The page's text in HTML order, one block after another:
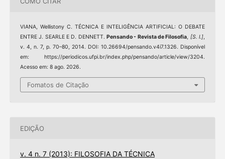
VIANA, Wellistony C. TÉCNICA E INTELIGÊNCIA ARTIFICIAL: O DEBATE
ENTRE J. SEARLE E D. DENNETT. Pensando - Revista de Filosofia [S. l.]
v. 4, n. 7, p. 70–80, 2014. DOI: 10.26694/pensando.v4i7.1326. Disponível
em: https://periodicos.ufpi.br/index.php/pensando/article/view/3204.
Acesso em: 8 ago. 2026.
Fomatos de Citação
EDIÇÃO
v. 4 n. 7 (2013): FILOSOFIA DA TÉCNICA